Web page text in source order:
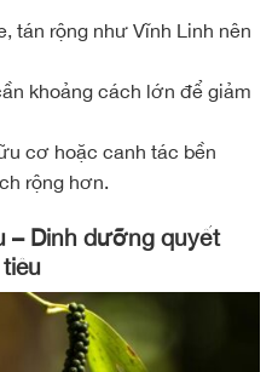
tán rộng như Vĩnh Linh nên
khoảng cách lớn để giảm
cơ hoặc canh tác bền
rộng hơn.
– Dinh dưỡng quyết